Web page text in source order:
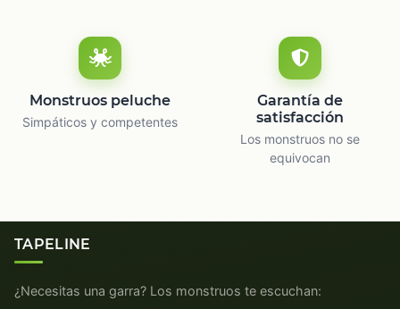
Monstruos peluche
Simpáticos y competentes
Garantía de
satisfacción
Los monstruos no se
equivocan
TAPELINE
¿Necesitas una garra? Los monstruos te escuchan: